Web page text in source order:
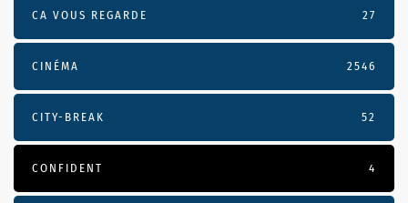
CA VOUS REGARDE 27
CINÉMA 2546
CITY-BREAK 52
CONFIDENT 4